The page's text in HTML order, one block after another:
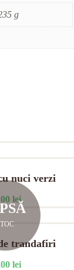
g
nuci verzi
lei
trandafiri
lei